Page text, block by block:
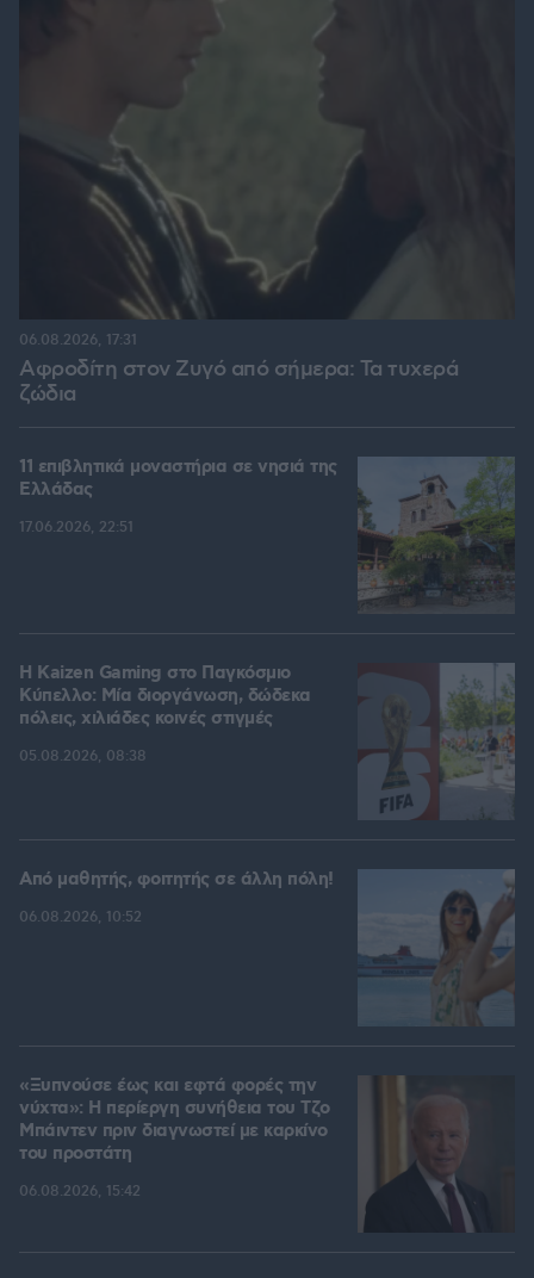
Αφροδίτη στον Ζυγό από σήμερα: Τα τυχερά
ζώδια
06.08.2026, 17:31
11 επιβλητικά μοναστήρια σε νησιά της
Ελλάδας
17.06.2026, 22:51
H Kaizen Gaming στο Παγκόσμιο
Kύπελλο: Μία διοργάνωση, δώδεκα
πόλεις, χιλιάδες κοινές στιγμές
05.08.2026, 08:38
Από μαθητής, φοιτητής σε άλλη πόλη!
06.08.2026, 10:52
«Ξυπνούσε έως και εφτά φορές την
νύχτα»: Η περίεργη συνήθεια του Τζο
Μπάιντεν πριν διαγνωστεί με καρκίνο
του προστάτη
06.08.2026, 15:42